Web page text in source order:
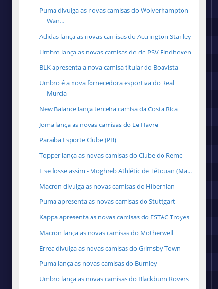
Puma divulga as novas camisas do Wolverhampton
Wan...
Adidas lança as novas camisas do Accrington Stanley
Umbro lança as novas camisas do do PSV Eindhoven
BLK apresenta a nova camisa titular do Boavista
Umbro é a nova fornecedora esportiva do Real
Murcia
New Balance lança terceira camisa da Costa Rica
Joma lança as novas camisas do Le Havre
Paraíba Esporte Clube (PB)
Topper lança as novas camisas do Clube do Remo
E se fosse assim - Moghreb Athlétic de Tétouan (Ma...
Macron divulga as novas camisas do Hibernian
Puma apresenta as novas camisas do Stuttgart
Kappa apresenta as novas camisas do ESTAC Troyes
Macron lança as novas camisas do Motherwell
Errea divulga as novas camisas do Grimsby Town
Puma lança as novas camisas do Burnley
Umbro lança as novas camisas do Blackburn Rovers